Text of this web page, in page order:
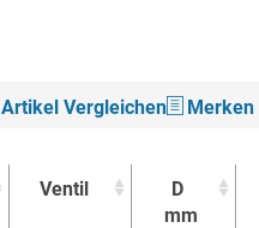
Artikel Vergleichen Merken
Ventil
D
mm